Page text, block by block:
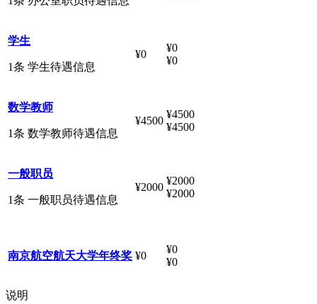
学生
1条 学生待遇信息
¥0
¥0
¥0
数学教师
1条 数学教师待遇信息
¥4500
¥4500
¥4500
一般职员
1条 一般职员待遇信息
¥2000
¥2000
¥2000
南京航空航天大学年终奖 ¥0
¥0
¥0
说明